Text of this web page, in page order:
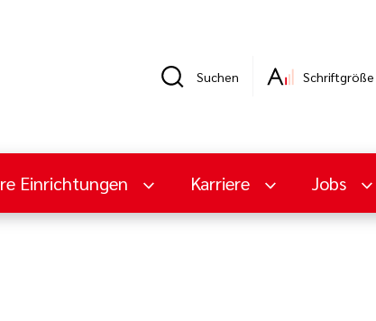
Suchen Schriftgröße
Einrichtungen Karriere Jobs